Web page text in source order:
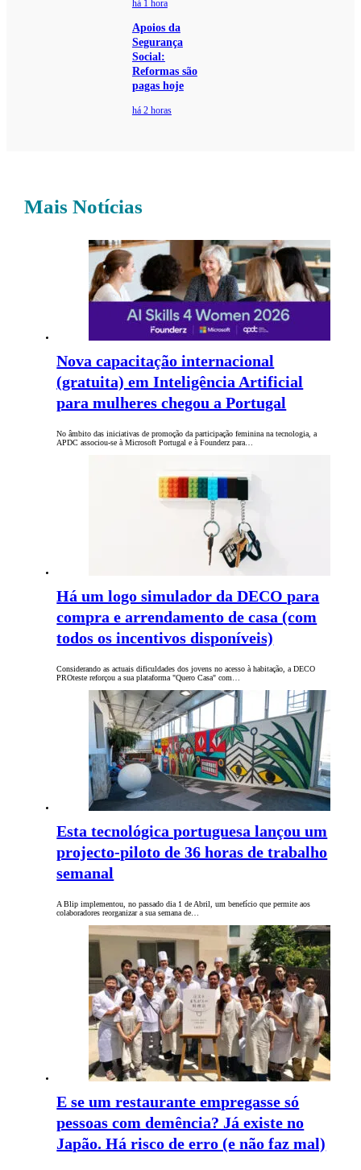
há 1 hora
Apoios da
Segurança
Social:
Reformas são
pagas hoje
há 2 horas
Mais Notícias
Nova capacitação internacional
(gratuita) em Inteligência Artificial
para mulheres chegou a Portugal
No âmbito das iniciativas de promoção da participação feminina na tecnologia, a
APDC associou-se à Microsoft Portugal e à Founderz para…
Há um logo simulador da DECO para
compra e arrendamento de casa (com
todos os incentivos disponíveis)
Considerando as actuais dificuldades dos jovens no acesso à habitação, a DECO
PROteste reforçou a sua plataforma "Quero Casa" com…
Esta tecnológica portuguesa lançou um
projecto-piloto de 36 horas de trabalho
semanal
A Blip implementou, no passado dia 1 de Abril, um benefício que permite aos
colaboradores reorganizar a sua semana de…
E se um restaurante empregasse só
pessoas com demência? Já existe no
Japão. Há risco de erro (e não faz mal)